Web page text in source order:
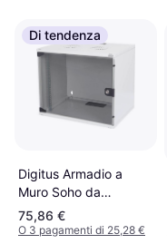
Di tendenza
Digitus Armadio a
Muro Soho da
Assmblare 7u
540x400mm Colore
75,86 €
O 3 pagamenti di 25,28 €